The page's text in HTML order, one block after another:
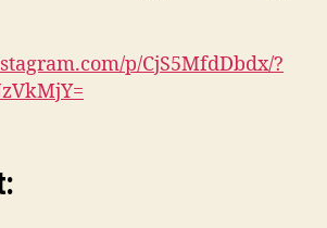
p/CjS5MfdDbdx/?